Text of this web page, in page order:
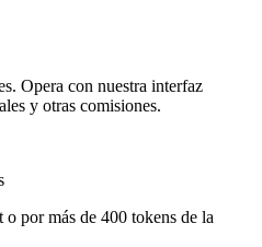
Opera con nuestra interfaz
y otras comisiones.
por más de 400 tokens de la